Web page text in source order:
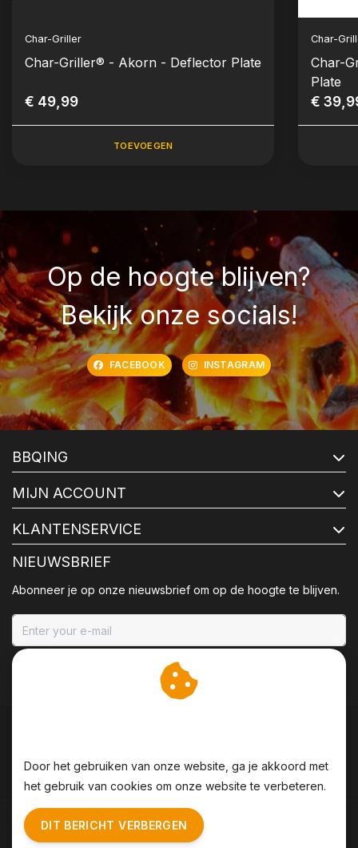
Char-Griller
Char-Griller® - Akorn - Deflector Plate
€ 49,99
TOEVOEGEN
Char-
Char-
Plate
€
Op de hoogte blijven?
Bekijk onze socials!
FACEBOOK INSTAGRAM
BBQING
MIJN ACCOUNT
KLANTENSERVICE
NIEUWSBRIEF
Abonneer je op onze nieuwsbrief om op de hoogte te blijven.
Algemene voorwaarden | Disclaimer
Sitemap
| RSS Feed
Door het gebruiken van onze website, ga je akkoord met
het gebruik van cookies om onze website te verbeteren.
DIT BERICHT VERBERGEN